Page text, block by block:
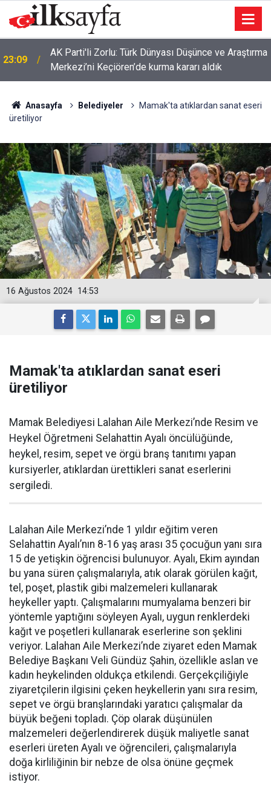
23:09
AK Parti'li Zorlu: Türk Dünyası Düşünce ve Araştırma
Merkezi’ni Keçiören’de kurma kararı aldık
Anasayfa Belediyeler
Mamak'ta atıklardan sanat eseri
üretiliyor
14:53
16 Ağustos 2024
Mamak'ta atıklardan sanat eseri
üretiliyor
Mamak Belediyesi Lalahan Aile Merkezi’nde Resim ve
Heykel Öğretmeni Selahattin Ayalı öncülüğünde,
heykel, resim, sepet ve örgü branş tanıtımı yapan
kursiyerler, atıklardan ürettikleri sanat eserlerini
sergiledi.
Lalahan Aile Merkezi’nde 1 yıldır eğitim veren
Selahattin Ayalı’nın 8-16 yaş arası 35 çocuğun yanı sıra
15 de yetişkin öğrencisi bulunuyor. Ayalı, Ekim ayından
bu yana süren çalışmalarıyla, atık olarak görülen kağıt,
tel, poşet, plastik gibi malzemeleri kullanarak
heykeller yaptı. Çalışmalarını mumyalama benzeri bir
yöntemle yaptığını söyleyen Ayalı, uygun renklerdeki
kağıt ve poşetleri kullanarak eserlerine son şeklini
veriyor. Lalahan Aile Merkezi’nde ziyaret eden Mamak
Belediye Başkanı Veli Gündüz Şahin, özellikle aslan ve
kadın heykelinden oldukça etkilendi. Gerçekçiliğiyle
ziyaretçilerin ilgisini çeken heykellerin yanı sıra resim,
sepet ve örgü branşlarındaki yaratıcı çalışmalar da
büyük beğeni topladı. Çöp olarak düşünülen
malzemeleri değerlendirerek düşük maliyetle sanat
eserleri üreten Ayalı ve öğrencileri, çalışmalarıyla
doğa kirliliğinin bir nebze de olsa önüne geçmek
istiyor.